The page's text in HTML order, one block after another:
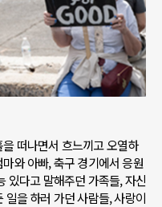
떠나면서 흐느끼고 오열하
와 아빠, 축구 경기에서 응원
있다고 말해주던 가족들, 자신
을 하러 가던 사람들, 사랑이